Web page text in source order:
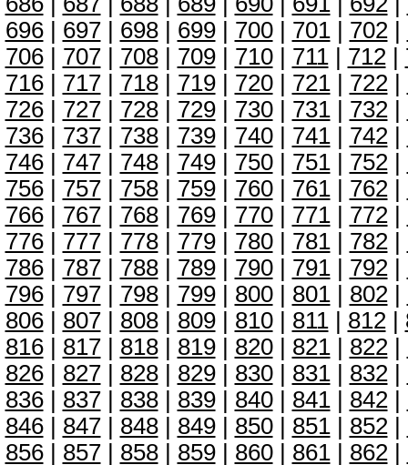
696| 697| 698| 699| 700| 701| 702|
706| 707| 708| 709| 710| 711| 712|
716| 717| 718| 719| 720| 721| 722|
726| 727| 728| 729| 730| 731| 732|
736| 737| 738| 739| 740| 741| 742|
746| 747| 748| 749| 750| 751| 752|
756| 757| 758| 759| 760| 761| 762|
766| 767| 768| 769| 770| 771| 772|
776| 777| 778| 779| 780| 781| 782|
786| 787| 788| 789| 790| 791| 792|
796| 797| 798| 799| 800| 801| 802|
806| 807| 808| 809| 810| 811| 812|
816| 817| 818| 819| 820| 821| 822|
826| 827| 828| 829| 830| 831| 832|
836| 837| 838| 839| 840| 841| 842|
846| 847| 848| 849| 850| 851| 852|
856| 857| 858| 859| 860| 861| 862|